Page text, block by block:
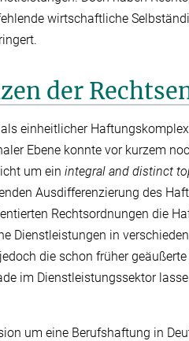
wirtschaftliche
der
als einheitlicher
Ebene konnte vor kurzem
um ein integral and distinct
Ausdifferenzierung des
Rechtsordnungen die
Dienstleistungen in
die schon früher
im Dienstleistungssektor
um eine Berufshaftung in